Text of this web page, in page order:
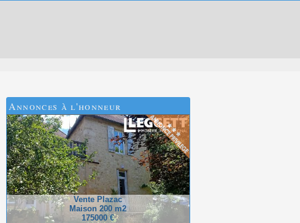
Annonces à l'honneur
Vente Plazac
Maison 200 m2
175000 €